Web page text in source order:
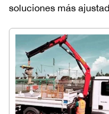
soluciones más